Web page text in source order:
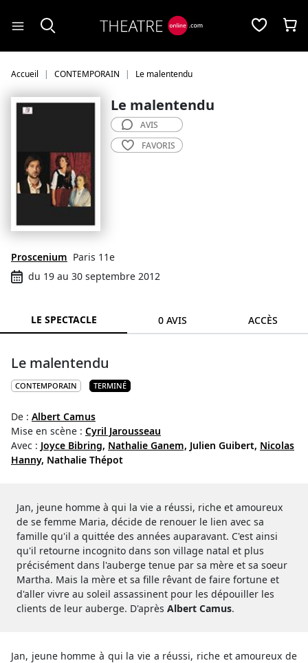
Accueil CONTEMPORAIN Le malentendu
Le malentendu
Proscenium Paris 11e
du 19 au 30 septembre 2012
AVIS
FAVORIS
LE SPECTACLE 0 AVIS ACCÈS
Le malentendu
CONTEMPORAIN TERMINÉ
De : Albert Camus
Mise en scène : Cyril Jarousseau
Avec : Joyce Bibring, Nathalie Ganem, Julien Guibert, Nicolas
Hanny, Nathalie Thépot
Jan, jeune homme à qui la vie a réussi, riche et amoureux
de se femme Maria, décide de renouer le lien avec sa
famille qu'il a quittée des années auparavant. C'est ainsi
qu'il retourne incognito dans son village natal et plus
précisément dans l'auberge tenue par sa mère et sa soeur
Martha. Mais la mère et sa fille rêvant de faire fortune et
d'aller vivre au soleil assassinent pour les dépouiller les
clients de leur auberge. D'après Albert Camus.
Jan, jeune homme à qui la vie a réussi, riche et amoureux de